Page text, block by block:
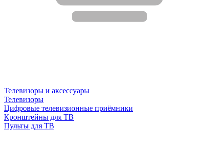
Телевизоры и аксессуары
Телевизоры
Цифровые телевизионные приёмники
Кронштейны для ТВ
Пульты для ТВ